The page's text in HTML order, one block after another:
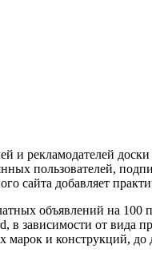
и рекламодателей
пользователей,
сайта добавляет
объявлений на 100
в зависимости от вида
и конструкций,